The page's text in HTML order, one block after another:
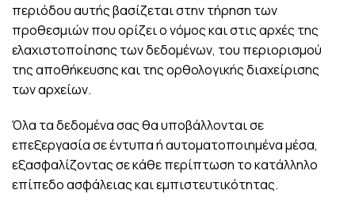
περιόδου αυτής βασίζεται στην τήρηση των
προθεσμιών που ορίζει ο νόμος και στις αρχές της
ελαχιστοποίησης των δεδομένων, του περιορισμού
της αποθήκευσης και της ορθολογικής διαχείρισης
των αρχείων.
Όλα τα δεδομένα σας θα υποβάλλονται σε
επεξεργασία σε έντυπα ή αυτοματοποιημένα μέσα,
εξασφαλίζοντας σε κάθε περίπτωση το κατάλληλο
επίπεδο ασφάλειας και εμπιστευτικότητας.